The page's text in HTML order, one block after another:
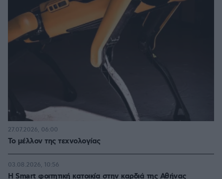
Το μέλλον της τεχνολογίας
27.07.2026, 06:00
Η Smart φοιτητική κατοικία στην καρδιά της Αθήνας
03.08.2026, 10:56